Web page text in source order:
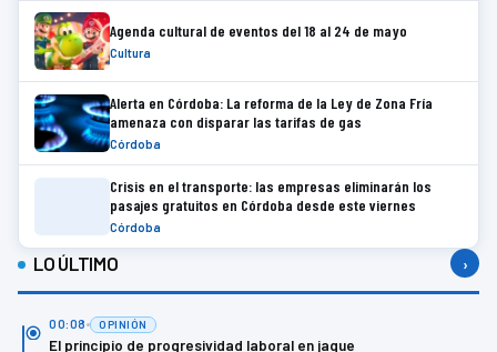
Agenda cultural de eventos del 18 al 24 de mayo
Cultura
Alerta en Córdoba: La reforma de la Ley de Zona Fría
amenaza con disparar las tarifas de gas
Córdoba
Crisis en el transporte: las empresas eliminarán los
pasajes gratuitos en Córdoba desde este viernes
Córdoba
LO ÚLTIMO ›
00:08 OPINIÓN
El principio de progresividad laboral en jaque